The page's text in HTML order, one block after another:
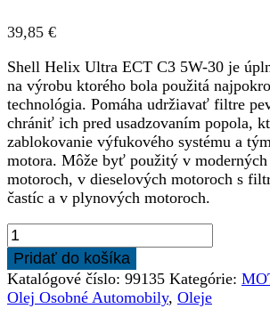
39,85 €
Shell Helix Ultra ECT C3 5W-30 je
na výrobu ktorého bola použitá
technológia. Pomáha udržiavať filtre
chrániť ich pred usadzovaním popola,
zablokovanie výfukového systému a
motora. Môže byť použitý v
motoroch, v dieselových motoroch s
častíc a v plynových motoroch.
množstvo
SHELL
Helix
Ultra
ECT
Pridať do košíka
Katalógové číslo: 99135 Kategórie:
Olej Osobné Automobily, Oleje